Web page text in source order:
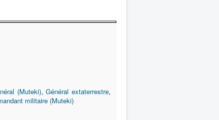
(Muteki),Général extaterrestre,
militaire (Muteki)